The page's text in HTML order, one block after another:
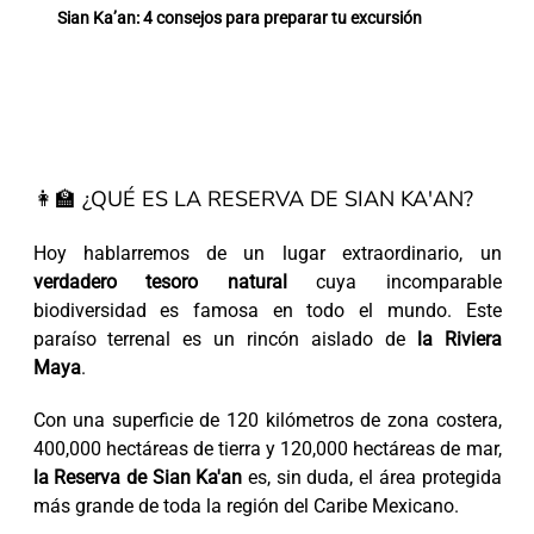
Sian Ka’an: 4 consejos para preparar tu excursión
👩‍🏫 ¿QUÉ ES LA RESERVA DE SIAN KA'AN?
Hoy hablarremos de un lugar extraordinario, un
verdadero tesoro naturalcuya incomparable
biodiversidad es famosa en todo el mundo. Este
paraíso terrenal es un rincón aislado de la Riviera
Maya.
Con una superficie de 120 kilómetros de zona costera,
400,000 hectáreas de tierra y 120,000 hectáreas de mar,
la Reserva de Sian Ka'an es, sin duda, el área protegida
más grande de toda la región del Caribe Mexicano.